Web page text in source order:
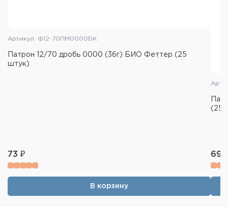
Артикул: Ф12-70ПМ0000БК
Патрон 12/70 дробь 0000 (36г) БИО Феттер (25
штук)
73 ₽
В корзину
(25
69